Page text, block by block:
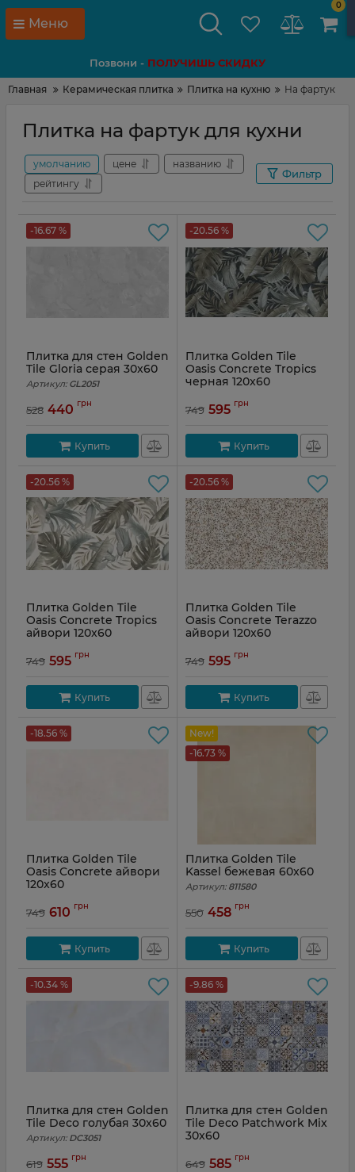
Меню
0
Позвони - ПОЛУЧИШЬ СКИДКУ
Главная Керамическая плитка Плитка на кухню На фартук
Плитка на фартук для кухни
умолчанию цене
названию
рейтингу
Фильтр
-16.67 %
Плитка для стен Golden
Tile Gloria серая 30x60
Артикул: GL2051
528 440 грн
Купить
-20.56 %
Плитка Golden Tile
Oasis Concrete Tropics
черная 120x60
749 595 грн
Купить
-20.56 %
Плитка Golden Tile
Oasis Concrete Tropics
айвори 120x60
749 595 грн
Купить
-20.56 %
Плитка Golden Tile
Oasis Concrete Terazzo
айвори 120x60
749 595 грн
Купить
-18.56 %
Плитка Golden Tile
Oasis Concrete айвори
120x60
749 610 грн
Купить
New!
-16.73 %
Плитка Golden Tile
Kassel бежевая 60x60
Артикул: 811580
550 458 грн
Купить
-10.34 %
Плитка для стен Golden
Tile Deco голубая 30x60
Артикул: DC3051
619 555 грн
-9.86 %
Плитка для стен Golden
Tile Deco Patchwork Mix
30x60
649 585 грн